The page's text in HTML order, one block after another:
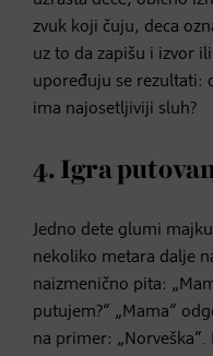
zvuk koji čuju, deca
uz to da zapišu i izvor
upoređuju se rezultati:
ima najosetljiviji sluh?
4. Igra
Jedno dete glumi
nekoliko metara dalje
naizmenično pita:
putujem?“ „Mama“
na primer: